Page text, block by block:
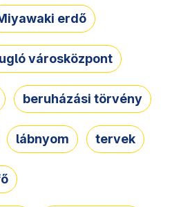
erdő
városközpont
beruházási törvény
lábnyom tervek